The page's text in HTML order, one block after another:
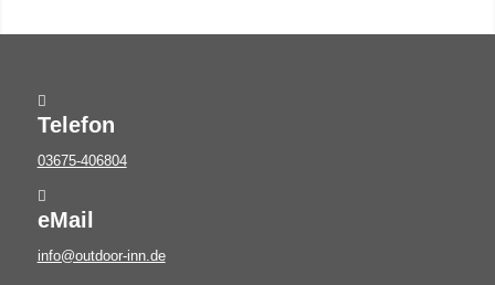
Telefon
03675-406804
eMail
info@outdoor-inn.de